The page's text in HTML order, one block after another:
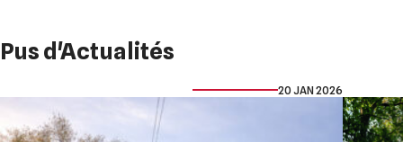
Pus d'Actualités
20 JAN 2026